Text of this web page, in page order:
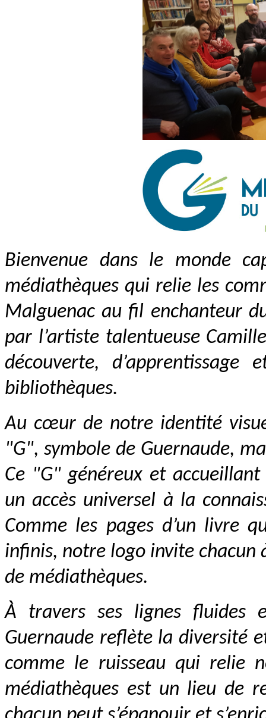
Bienvenue dans le monde
médiathèques qui relie les
Malguenac au fil enchanteur
par l’artiste talentueuse
découverte,
bibliothèques.
Au cœur de notre identité
"G", symbole de Guernaude,
Ce "G" généreux et
un accès universel à la
Comme les pages d’un livre
infinis, notre logo invite chacun
de médiathèques.
À travers ses lignes fluides
Guernaude reflète la diversité
comme le ruisseau qui relie
médiathèques est un lieu de